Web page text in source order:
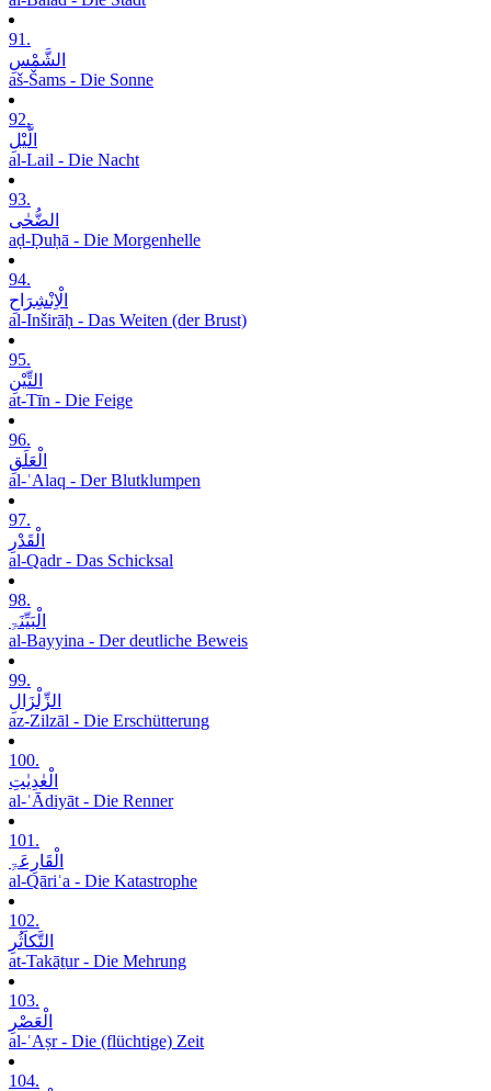
91.
الشَّمْسِ
aš-Šams - Die Sonne
92.
الَّیْلِ
al-Lail - Die Nacht
93.
الضُّحٰی
aḍ-Ḍuḥā - Die Morgenhelle
94.
الْاِنْشِرَاحِ
al-Inširāḥ - Das Weiten (der Brust)
95.
التِّیْنِ
at-Tīn - Die Feige
96.
الْعَلَقِ
al-ʿAlaq - Der Blutklumpen
97.
الْقَدْرِ
al-Qadr - Das Schicksal
98.
الْبَیِّنَۃِ
al-Bayyina - Der deutliche Beweis
99.
الزِّلْزَالِ
az-Zilzāl - Die Erschütterung
100.
الْعٰدِیٰتِ
al-ʿĀdiyāt - Die Renner
101.
الْقَارِعَۃِ
al-Qāriʿa - Die Katastrophe
102.
التَّکاَثُرِ
at-Takāṯur - Die Mehrung
103.
الْعَصْرِ
al-ʿAṣr - Die (flüchtige) Zeit
104.